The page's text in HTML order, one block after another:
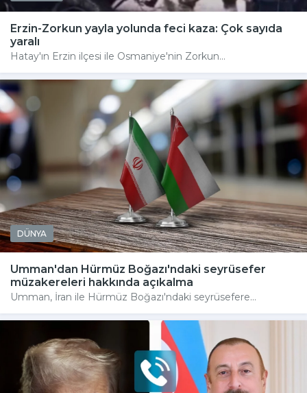
Erzin-Zorkun yayla yolunda feci kaza: Çok sayıda
yaralı
Hatay'ın Erzin ilçesi ile Osmaniye'nin Zorkun...
DÜNYA
Umman'dan Hürmüz Boğazı'ndaki seyrüsefer
müzakereleri hakkında açıkalma
Umman, İran ile Hürmüz Boğazı'ndaki seyrüsefere...